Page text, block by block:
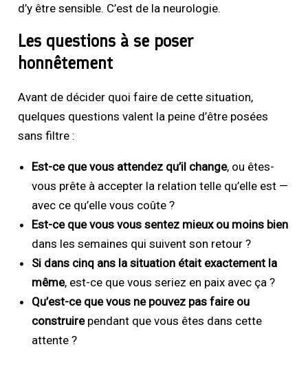
d’y être sensible. C’est de la neurologie.
Les questions à se poser
honnêtement
Avant de décider quoi faire de cette situation,
quelques questions valent la peine d’être posées
sans filtre :
Est-ce que vous attendez qu’il change, ou êtes-
vous prête à accepter la relation telle qu’elle est —
avec ce qu’elle vous coûte ?
Est-ce que vous vous sentez mieux ou moins bien
dans les semaines qui suivent son retour ?
Si dans cinq ans la situation était exactement la
même, est-ce que vous seriez en paix avec ça ?
Qu’est-ce que vous ne pouvez pas faire ou
construirependant que vous êtes dans cette
attente ?